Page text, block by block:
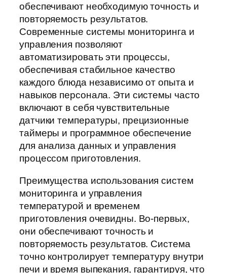
обеспечивают необходимую точность и
повторяемость результатов.
Современные системы мониторинга и
управления позволяют
автоматизировать эти процессы,
обеспечивая стабильное качество
каждого блюда независимо от опыта и
навыков персонала. Эти системы часто
включают в себя чувствительные
датчики температуры, прецизионные
таймеры и программное обеспечение
для анализа данных и управления
процессом приготовления.
Преимущества использования систем
мониторинга и управления
температурой и временем
приготовления очевидны. Во-первых,
они обеспечивают точность и
повторяемость результатов. Система
точно контролирует температуру внутри
печи и время выпекания, гарантируя, что